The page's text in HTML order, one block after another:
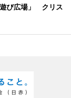
び広場」 クリス